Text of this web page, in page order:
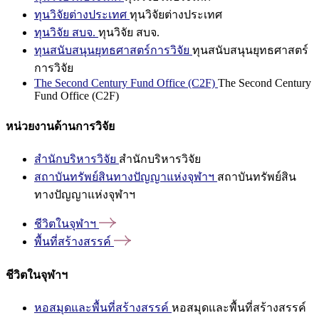
ทุนวิจัยต่างประเทศ ทุนวิจัยต่างประเทศ
ทุนวิจัย สบจ. ทุนวิจัย สบจ.
ทุนสนับสนุนยุทธศาสตร์การวิจัย ทุนสนับสนุนยุทธศาสตร์
การวิจัย
The Second Century Fund Office (C2F) The Second Century
Fund Office (C2F)
หน่วยงานด้านการวิจัย
สำนักบริหารวิจัย สำนักบริหารวิจัย
สถาบันทรัพย์สินทางปัญญาแห่งจุฬาฯ สถาบันทรัพย์สิน
ทางปัญญาแห่งจุฬาฯ
ชีวิตในจุฬาฯ
พื้นที่สร้างสรรค์
ชีวิตในจุฬาฯ
หอสมุดและพื้นที่สร้างสรรค์ หอสมุดและพื้นที่สร้างสรรค์